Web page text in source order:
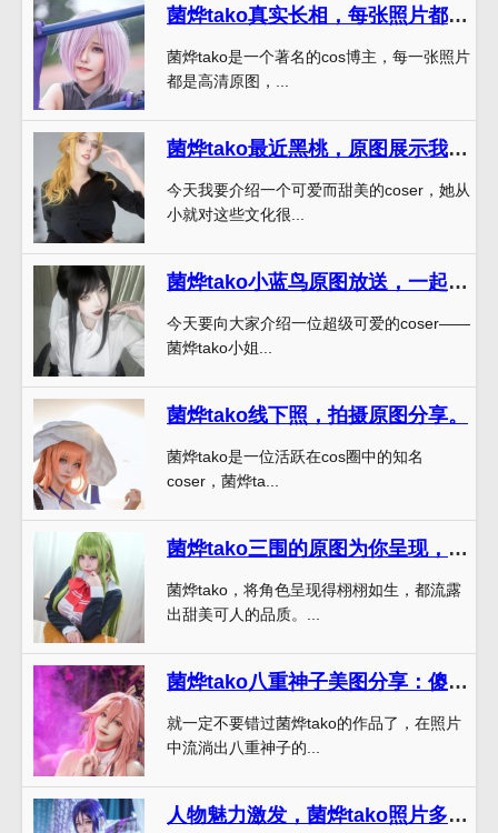
菌烨tako真实长相，每张照片都是高清原图
菌烨tako是一个著名的cos博主，每一张照片
都是高清原图，...
菌烨tako最近黑桃，原图展示我的cos照片，诠释我的cos之魂。
今天我要介绍一个可爱而甜美的coser，她从
小就对这些文化很...
菌烨tako小蓝鸟原图放送，一起来感受它的美丽
今天要向大家介绍一位超级可爱的coser——
菌烨tako小姐...
菌烨tako线下照，拍摄原图分享。
菌烨tako是一位活跃在cos圈中的知名
coser，菌烨ta...
菌烨tako三围的原图为你呈现，美轮美奂，不容错过
菌烨tako，将角色呈现得栩栩如生，都流露
出甜美可人的品质。...
菌烨tako八重神子美图分享：傻傻的笑容，童趣十足，一路向前，不忘初心。
就一定不要错过菌烨tako的作品了，在照片
中流淌出八重神子的...
人物魅力激发，菌烨tako照片多彩变化调动你的心弦